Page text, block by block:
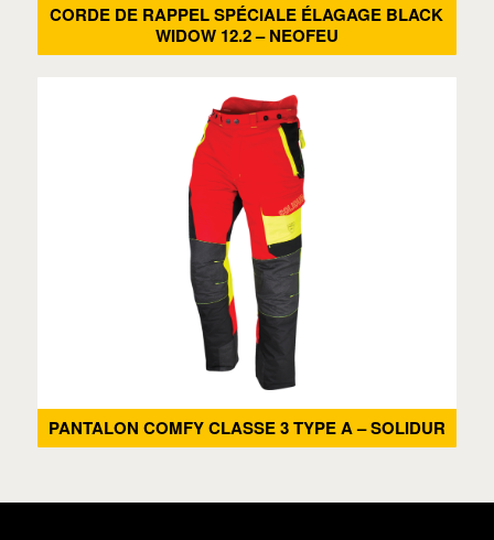
CORDE DE RAPPEL SPÉCIALE ÉLAGAGE BLACK
WIDOW 12.2 – NEOFEU
PANTALON COMFY CLASSE 3 TYPE A – SOLIDUR